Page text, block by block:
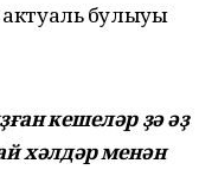
актуаль булыуы
кешеләр ҙә әҙ
хәлдәр менән